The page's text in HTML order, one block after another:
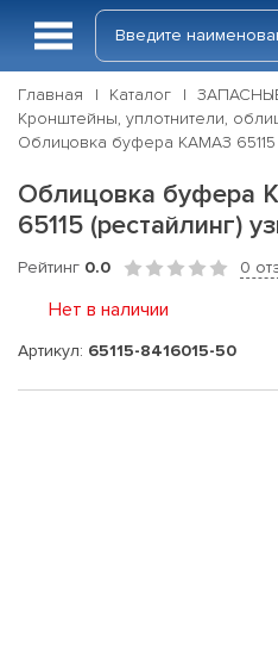
Главная Каталог
Кронштейны, уплотнители,
Облицовка буфера КАМАЗ 65115
Облицовка буфера
65115 (рестайлинг)
Рейтинг 0.0 0
Нет в наличии
Артикул: 65115-8416015-50